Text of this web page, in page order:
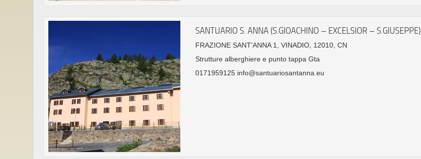
SANTUARIO S. ANNA (S.GIOACHINO – EXCELSIOR – S.GIUSEPPE)
FRAZIONE SANT'ANNA 1, VINADIO, 12010, CN
Strutture alberghiere e punto tappa Gta
0171959125 info@santuariosantanna.eu